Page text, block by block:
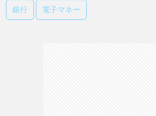
銀行 電子マネー